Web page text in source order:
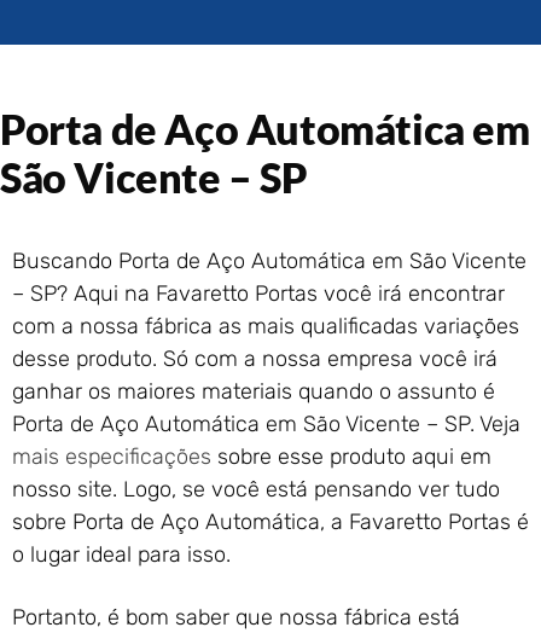
Enrolar em Queimados – RJ
Enrolar em Petrópolis – RJ
Portão de Garagem de
Enrolar em Nova Iguaçu – RJ
Portão de Garagem de
Enrolar em Nova Friburgo –
RJ
Porta de Aço Automática em
São Vicente – SP
Buscando Porta de Aço Automática em São Vicente
– SP? Aqui na Favaretto Portas você irá encontrar
com a nossa fábrica as mais qualificadas variações
desse produto. Só com a nossa empresa você irá
ganhar os maiores materiais quando o assunto é
Porta de Aço Automática em São Vicente – SP. Veja
mais especificações sobre esse produto aqui em
nosso site. Logo, se você está pensando ver tudo
sobre Porta de Aço Automática, a Favaretto Portas é
o lugar ideal para isso.
Portanto, é bom saber que nossa fábrica está